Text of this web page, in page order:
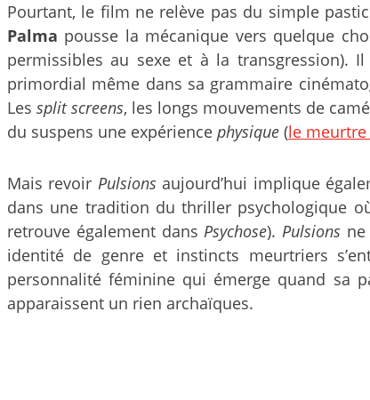
Pourtant, le film ne relève pas du simple
Palma pousse la mécanique vers quelque
permissibles au sexe et à la transgression).
primordial même dans sa grammaire
Lessplit screens, les longs mouvements de
du suspens une expérience physique (le meurtre
Mais revoir Pulsions aujourd’hui implique
dans une tradition du thriller psychologique
retrouve également dansPsychose).Pulsions
identité de genre et instincts meurtriers
personnalité féminine qui émerge quand sa
apparaissent un rien archaïques.